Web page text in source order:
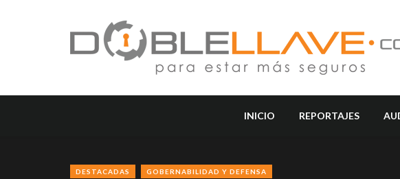
INICIO REPORTAJES
DESTACADAS GOBERNABILIDAD Y DEFENSA